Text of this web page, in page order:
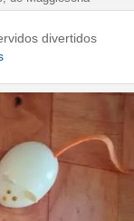
divertidos